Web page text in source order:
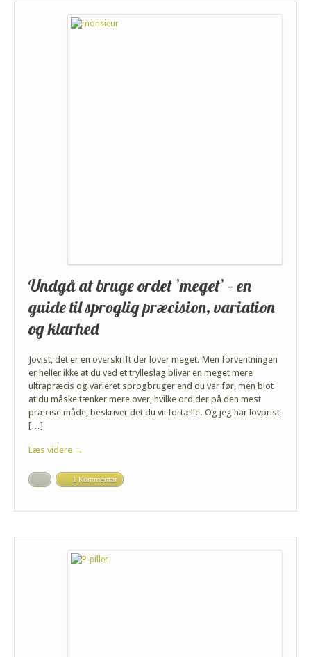
Undgå at bruge ordet ’meget’ – en
guide til sproglig præcision, variation
og klarhed
Jovist, det er en overskrift der lover meget. Men forventningen
er heller ikke at du ved et trylleslag bliver en meget mere
ultrapræcis og varieret sprogbruger end du var før, men blot
at du måske tænker mere over, hvilke ord der på den mest
præcise måde, beskriver det du vil fortælle. Og jeg har lovprist
[…]
Læs videre →
1 Kommentar